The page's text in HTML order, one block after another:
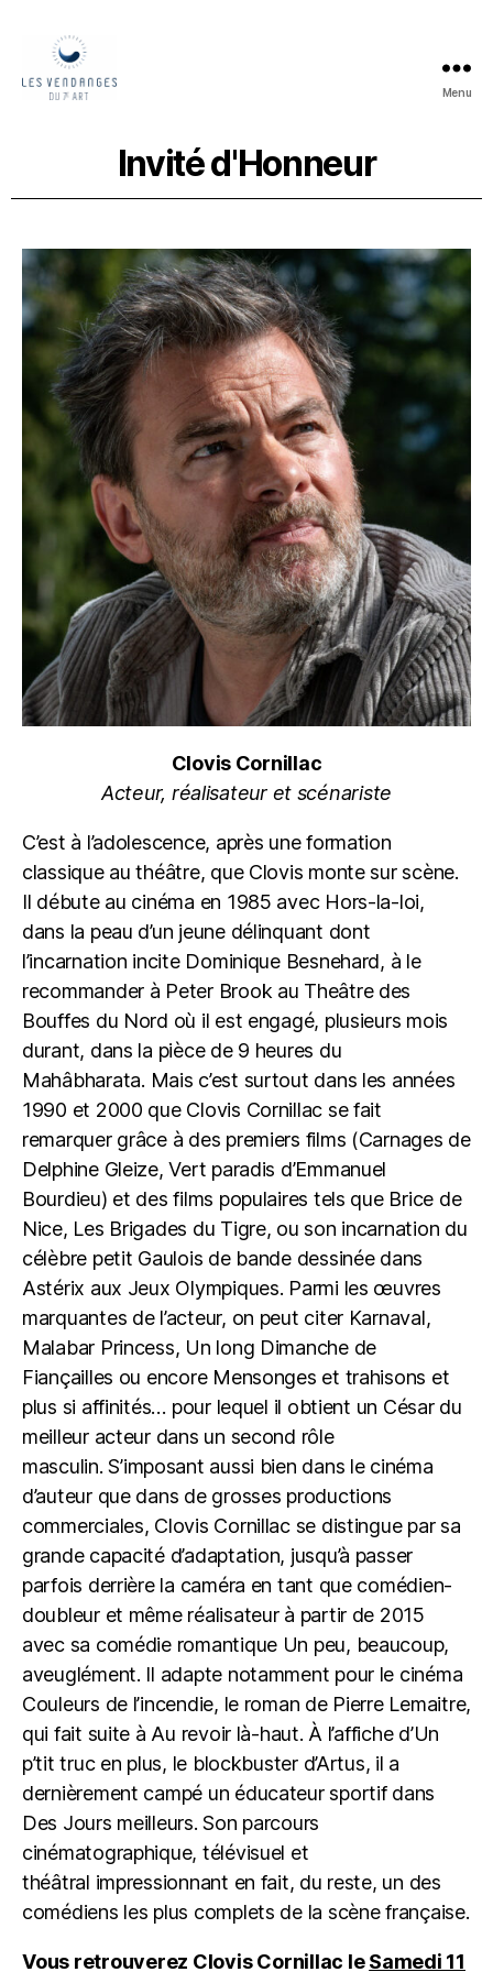
Menu
Invité d'Honneur
Clovis Cornillac
Acteur, réalisateur et scénariste
C’est à l’adolescence, après une formation
classique au théâtre, que Clovis monte sur scène.
Il débute au cinéma en 1985 avec Hors-la-loi,
dans la peau d’un jeune délinquant dont
l’incarnation incite Dominique Besnehard, à le
recommander à Peter Brook au Theâtre des
Bouffes du Nord où il est engagé, plusieurs mois
durant, dans la pièce de 9 heures du
Mahâbharata. Mais c’est surtout dans les années
1990 et 2000 que Clovis Cornillac se fait
remarquer grâce à des premiers films (Carnages de
Delphine Gleize, Vert paradis d’Emmanuel
Bourdieu) et des films populaires tels que Brice de
Nice, Les Brigades du Tigre, ou son incarnation du
célèbre petit Gaulois de bande dessinée dans
Astérix aux Jeux Olympiques. Parmi les œuvres
marquantes de l’acteur, on peut citer Karnaval,
Malabar Princess, Un long Dimanche de
Fiançailles ou encore Mensonges et trahisons et
plus si affinités… pour lequel il obtient un César du
meilleur acteur dans un second rôle
masculin.S’imposant aussi bien dans le cinéma
d’auteur que dans de grosses productions
commerciales, Clovis Cornillac se distingue par sa
grande capacité d’adaptation, jusqu’à passer
parfois derrière la caméra en tant que comédien-
doubleur et même réalisateur à partir de 2015
avec sa comédie romantique Un peu, beaucoup,
aveuglément. Il adapte notamment pour le cinéma
Couleurs de l’incendie, le roman de Pierre Lemaitre,
qui fait suite à Au revoir là-haut. À l’affiche d’Un
p’tit truc en plus, le blockbuster d’Artus, il a
dernièrement campé un éducateursportif dans
Des Jours meilleurs. Son parcours
cinématographique, télévisuel et
théâtral impressionnant en fait, du reste, un des
comédiens les plus complets de la scène française.
Vous retrouverez Clovis Cornillac leSamedi 11